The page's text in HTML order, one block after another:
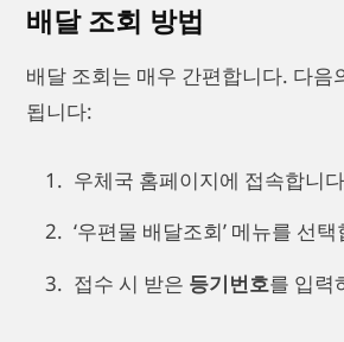
배달 조회 방법
배달 조회는 매우 간편합니다. 다음
됩니다:
우체국 홈페이지에 접속합니
‘우편물 배달조회’ 메뉴를 선
접수 시 받은 등기번호를 입력